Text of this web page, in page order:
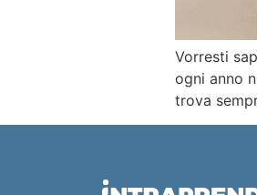
Vorresti
ogni anno
trova